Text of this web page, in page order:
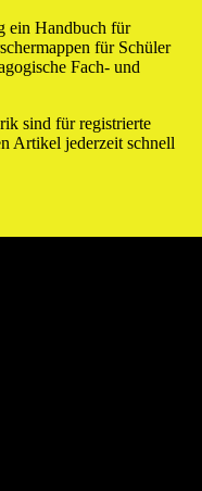
ein Handbuch für
für Schüler
Fach- und
sind für registrierte
Artikel jederzeit schnell